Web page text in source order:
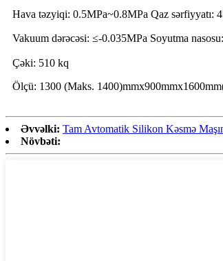
Hava təzyiqi: 0.5MPa~0.8MPa Qaz sərfiyyatı:
Vakuum dərəcəsi: ≤-0.035MPa Soyutma
Çəki: 510 kq
Ölçü: 1300 (Maks.
Əvvəlki: Tam Avtomatik Silikon Kəsmə
Növbəti: